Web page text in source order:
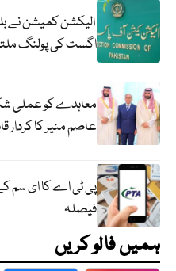
اگست کی پولنگ
معاہدے کو عملی
عاصم منیر کا کردار
پی ٹی اے کا ای سم
فیصلہ
ہمیں فالو کریں